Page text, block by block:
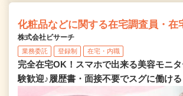
化粧品などに関する在宅調査員・在
株式会社ビサーチ
業務委託 登録制 在宅・内職
完全在宅OK！スマホで出来る美容モニ
験歓迎♪履歴書・面接不要でスグに働ける